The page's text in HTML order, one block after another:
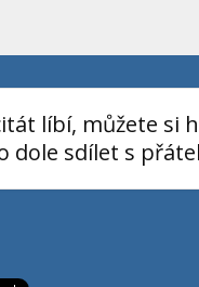
líbí, můžete si
dole sdílet s